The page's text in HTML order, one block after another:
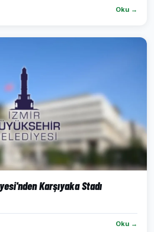
Oku →
Karşıyaka Stadı
Oku →